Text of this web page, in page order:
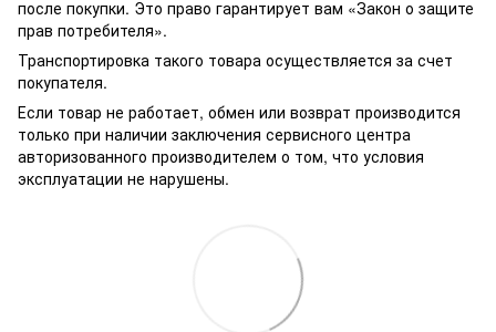
после покупки. Это право гарантирует вам «Закон о защите
прав потребителя».
Транспортировка такого товара осуществляется за счет
покупателя.
Если товар не работает, обмен или возврат производится
только при наличии заключения сервисного центра
авторизованного производителем о том, что условия
эксплуатации не нарушены.